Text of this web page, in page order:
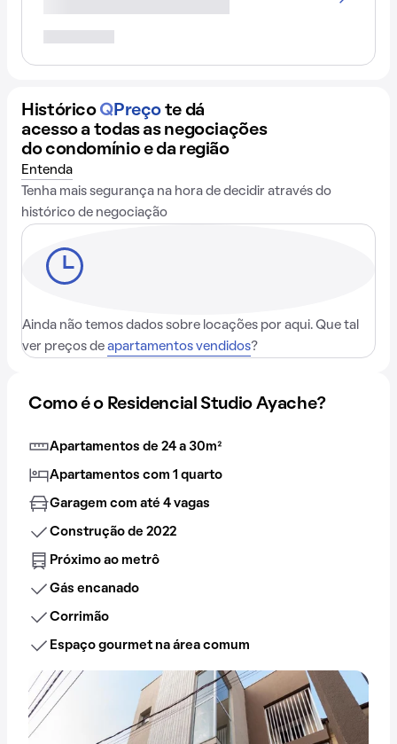
Histórico QPreço te dá
acesso a todas as negociações
do condomínio e da região
Entenda
Tenha mais segurança na hora de decidir através do
histórico de negociação
Ainda não temos dados sobre locações por aqui. Que tal
ver preços de apartamentos vendidos?
Como é o Residencial Studio Ayache?
Apartamentos de 24 a 30m²
Apartamentos com 1 quarto
Garagem com até 4 vagas
Construção de 2022
Próximo ao metrô
Gás encanado
Corrimão
Espaço gourmet na área comum